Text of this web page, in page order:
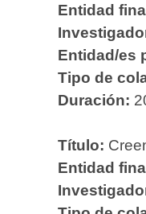
Entidad
Entidad/es
Tipo de
Duración:
Título:
Entidad